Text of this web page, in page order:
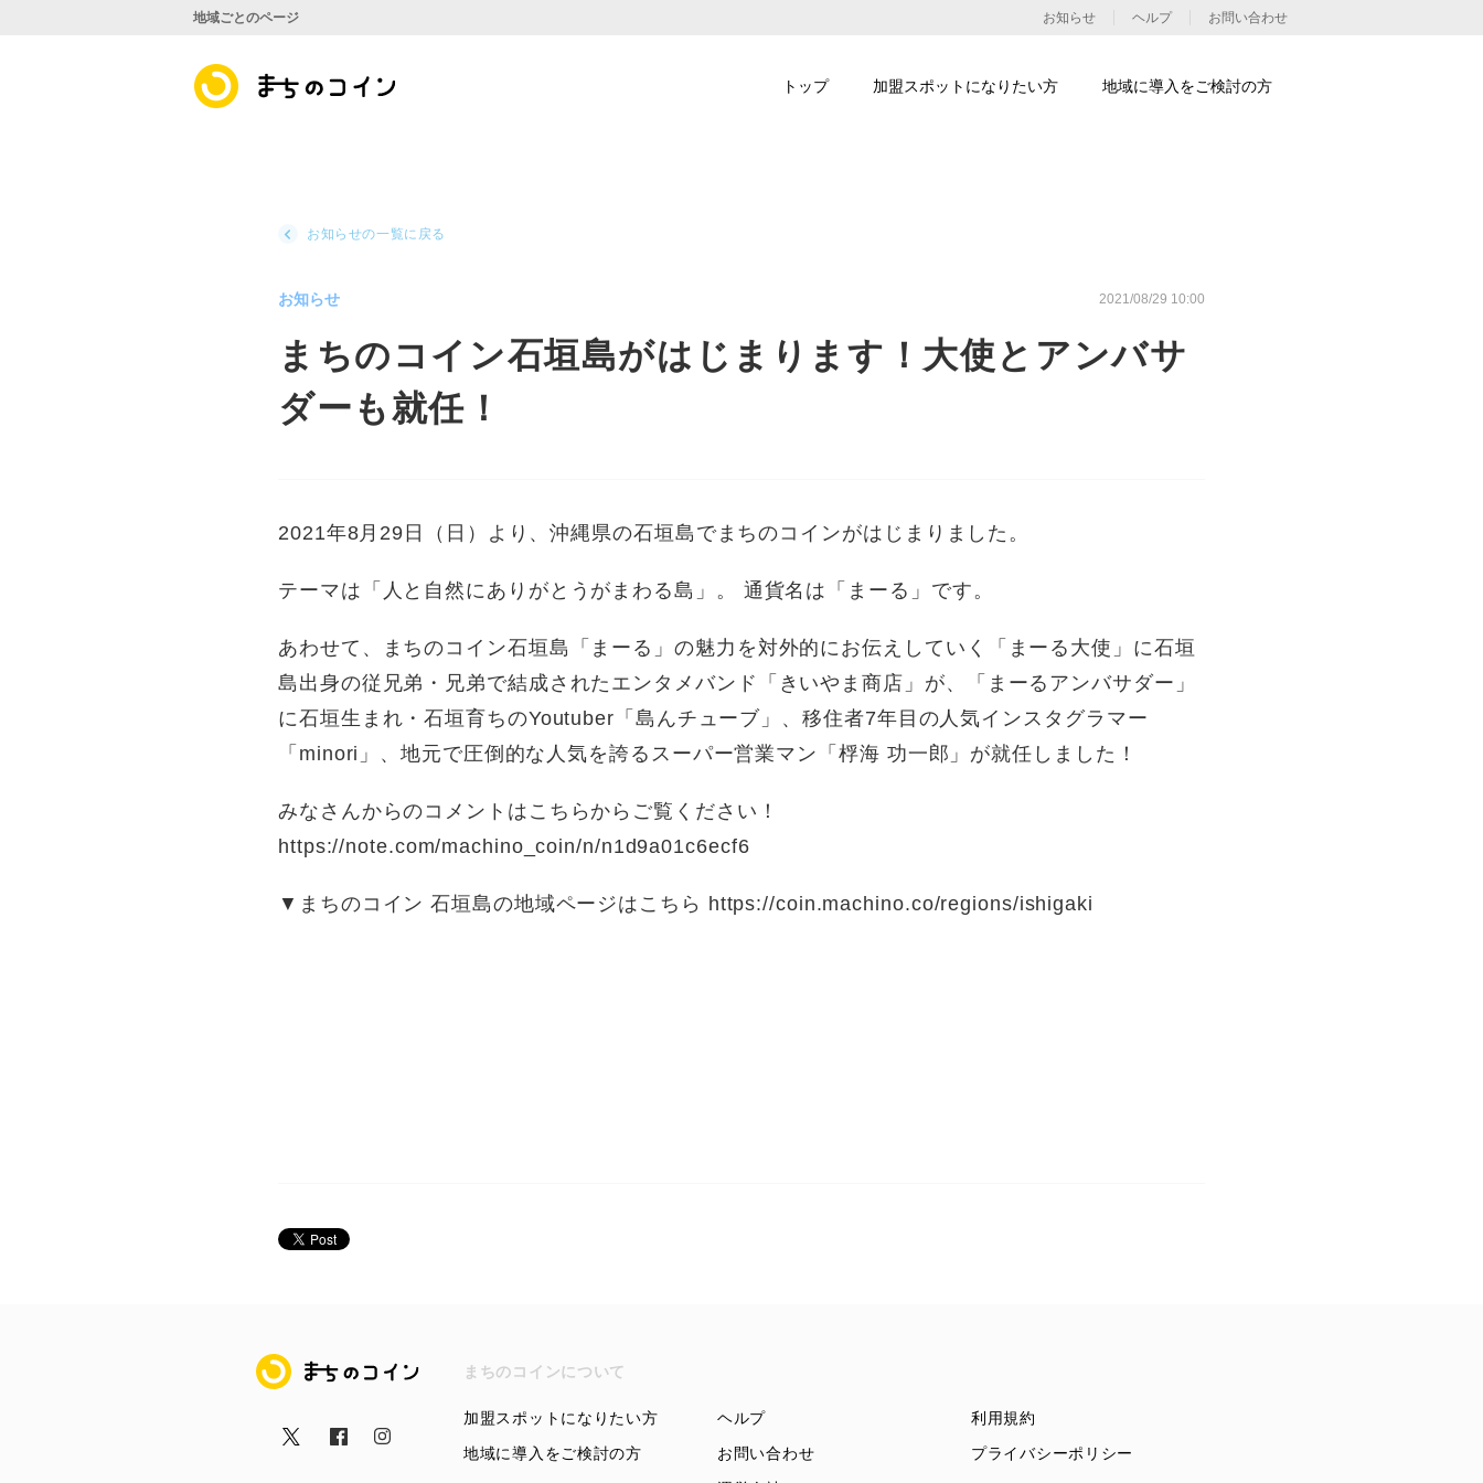
お知らせの一覧に戻る
お知らせ 2021/08/29 10:00
まちのコイン石垣島がはじまります！大使とアンバサ
ダーも就任！
2021年8月29日（日）より、沖縄県の石垣島でまちのコインがはじまりました。
テーマは「人と自然にありがとうがまわる島」。 通貨名は「まーる」です。
あわせて、まちのコイン石垣島「まーる」の魅力を対外的にお伝えしていく「まーる大使」に石垣
島出身の従兄弟・兄弟で結成されたエンタメバンド「きいやま商店」が、「まーるアンバサダー」
に石垣生まれ・石垣育ちのYoutuber「島んチューブ」、移住者7年目の人気インスタグラマー
「minori」、地元で圧倒的な人気を誇るスーパー営業マン「桴海 功一郎」が就任しました！
みなさんからのコメントはこちらからご覧ください！
https://note.com/machino_coin/n/n1d9a01c6ecf6
▼まちのコイン 石垣島の地域ページはこちら https://coin.machino.co/regions/ishigaki
まちのコイン まちのコインについて
加盟スポットになりたい方
地域に導入をご検討の方
ヘルプ
お問い合わせ
利用規約
プライバシーポリシー
地域ごとのページ お知らせ ヘルプ お問い合わせ
トップ 加盟スポットになりたい方 地域に導入をご検討の方